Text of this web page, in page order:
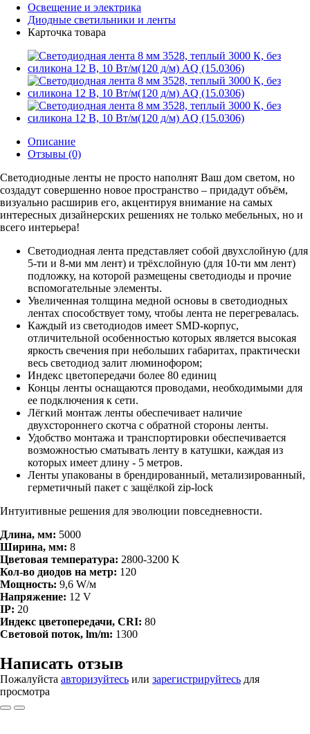
Освещение и электрика
Диодные светильники и ленты
Карточка товара
Описание
Отзывы (0)
Светодиодные ленты не просто наполнят Ваш дом светом, но
создадут совершенно новое пространство – придадут объём,
визуально расширив его, акцентируя внимание на самых
интересных дизайнерских решениях не только мебельных, но и
всего интерьера!
Светодиодная лента представляет собой двухслойную (для
5-ти и 8-ми мм лент) и трёхслойную (для 10-ти мм лент)
подложку, на которой размещены светодиоды и прочие
вспомогательные элементы.
Увеличенная толщина медной основы в светодиодных
лентах способствует тому, чтобы лента не перегревалась.
Каждый из светодиодов имеет SMD-корпус,
отличительной особенностью которых является высокая
яркость свечения при небольших габаритах, практически
весь светодиод залит люминофором;
Индекс цветопередачи более 80 единиц
Концы ленты оснащаются проводами, необходимыми для
ее подключения к сети.
Лёгкий монтаж ленты обеспечивает наличие
двухстороннего скотча с обратной стороны ленты.
Удобство монтажа и транспортировки обеспечивается
возможностью сматывать ленту в катушки, каждая из
которых имеет длину - 5 метров.
Ленты упакованы в брендированный, метализированный,
герметичный пакет с защёлкой zip-lock
Интуитивные решения для эволюции повседневности.
Длина, мм: 5000
Ширина, мм: 8
Цветовая температура: 2800-3200 K
Кол-во диодов на метр: 120
Мощность: 9,6 W/м
Напряжение: 12 V
IP: 20
Индекс цветопередачи, CRI: 80
Световой поток, lm/m: 1300
Написать отзыв
Пожалуйста авторизуйтесь или зарегистрируйтесь для
просмотра